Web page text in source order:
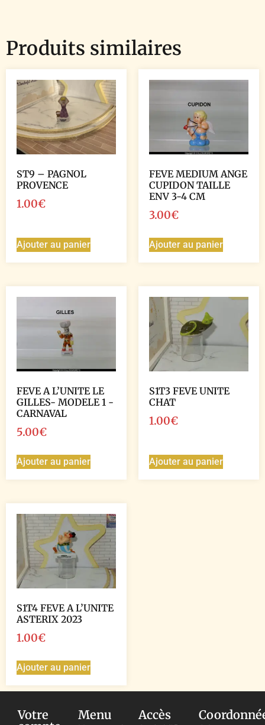
Produits similaires
ST9 – PAGNOL
PROVENCE
1.00€
Ajouter au panier
FEVE MEDIUM ANGE
CUPIDON TAILLE
ENV 3-4 CM
3.00€
Ajouter au panier
FEVE A L’UNITE LE
GILLES- MODELE 1 -
CARNAVAL
5.00€
Ajouter au panier
S1T3 FEVE UNITE
CHAT
1.00€
Ajouter au panier
S1T4 FEVE A L’UNITE
ASTERIX 2023
1.00€
Ajouter au panier
Votre
Menu Accès